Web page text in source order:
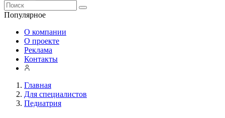
Популярное
О компании
О проекте
Реклама
Контакты
Главная
Для специалистов
Педиатрия